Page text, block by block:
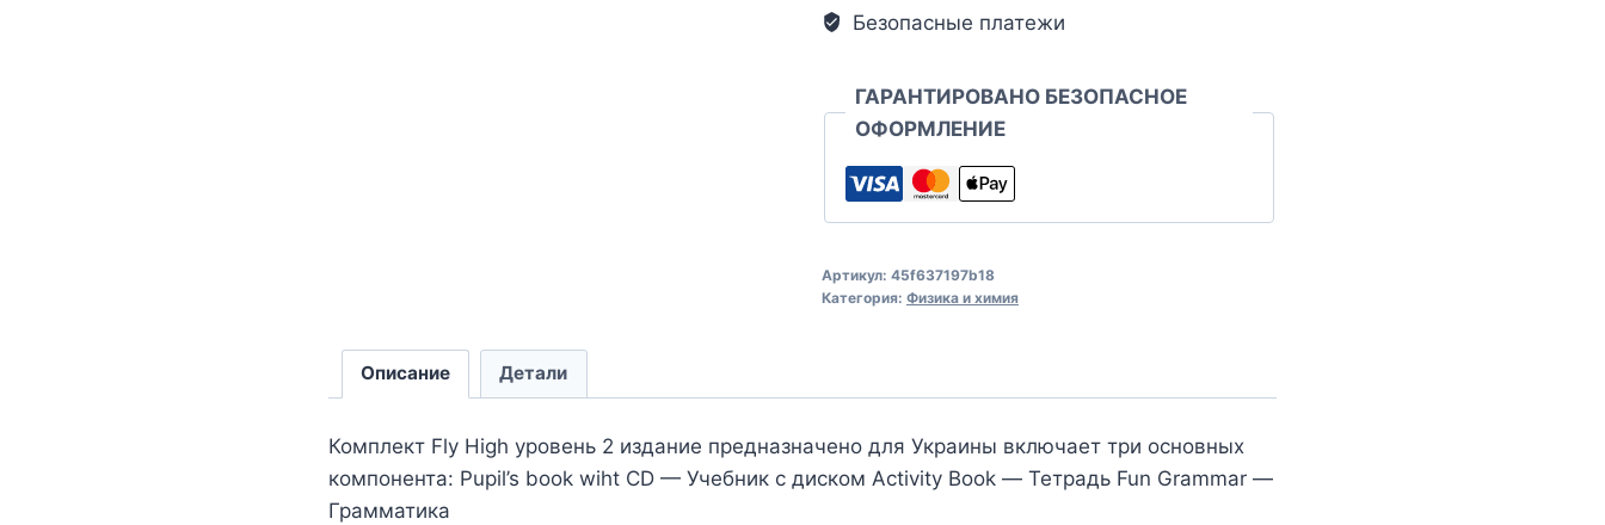
Безопасные платежи
ГАРАНТИРОВАНО БЕЗОПАСНОЕ
ОФОРМЛЕНИЕ
Артикул: 45f637197b18
Категория: Физика и химия
Описание Детали
Комплект Fly High уровень 2 издание предназначено для Украины включает три основных
компонента: Pupil’s book wiht CD — Учебник с диском Activity Book — Тетрадь Fun Grammar —
Грамматика